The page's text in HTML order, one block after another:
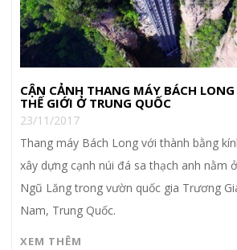
CẬN CẢNH THANG MÁY BÁCH
THẾ GIỚI Ở TRUNG QUỐC
23/11/2017
Thang máy Bách Long với thành bằng
xây dựng cạnh núi đá sa thạch anh nằm
Ngũ Lăng trong vườn quốc gia Trương
Nam, Trung Quốc.
XEM THÊM